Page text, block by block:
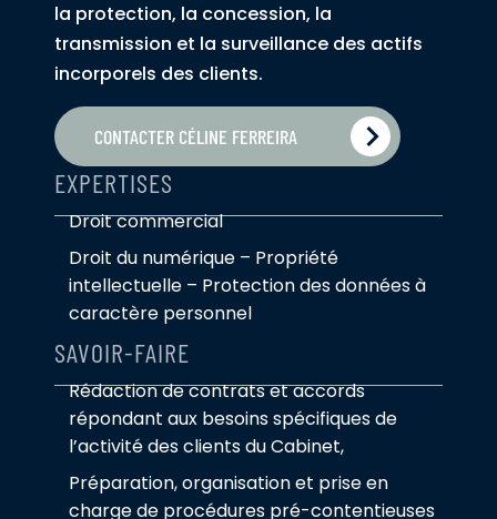
la protection, la concession, la
transmission et la surveillance des actifs
incorporels des clients.
CONTACTER CÉLINE FERREIRA
EXPERTISES
Droit commercial
Droit du numérique – Propriété
intellectuelle – Protection des données à
caractère personnel
SAVOIR-FAIRE
Rédaction de contrats et accords
répondant aux besoins spécifiques de
l’activité des clients du Cabinet,
Préparation, organisation et prise en
charge de procédures pré-contentieuses